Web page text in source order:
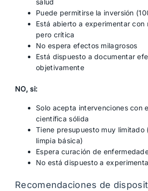
salud
Puede permitirse la inversión
Está abierto a experimentar con
pero crítica
No espera efectos milagrosos
Está dispuesto a documentar
objetivamente
NO, si:
Solo acepta intervenciones con
científica sólida
Tiene presupuesto muy limitado
limpia básica)
Espera curación de
No está dispuesto a
Recomendaciones de